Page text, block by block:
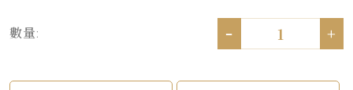
數量: - +